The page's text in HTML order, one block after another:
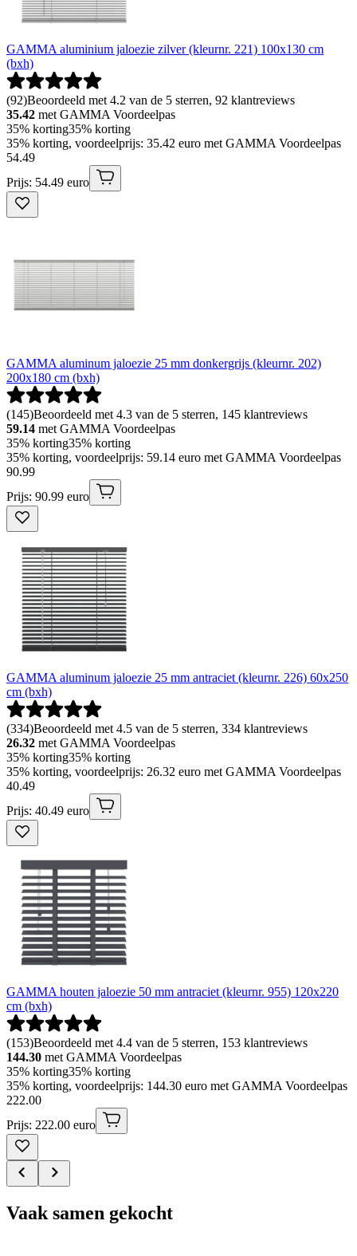
GAMMA aluminium jaloezie zilver (kleurnr. 221) 100x130 cm
(bxh)
(92)Beoordeeld met 4.2 van de 5 sterren, 92 klantreviews
35.42 met GAMMA Voordeelpas
35% korting35% korting
35% korting, voordeelprijs: 35.42 euro met GAMMA Voordeelpas
54.49
Prijs: 54.49 euro
GAMMA aluminum jaloezie 25 mm donkergrijs (kleurnr. 202)
200x180 cm (bxh)
(145)Beoordeeld met 4.3 van de 5 sterren, 145 klantreviews
59.14 met GAMMA Voordeelpas
35% korting35% korting
35% korting, voordeelprijs: 59.14 euro met GAMMA Voordeelpas
90.99
Prijs: 90.99 euro
GAMMA aluminum jaloezie 25 mm antraciet (kleurnr. 226) 60x250
cm (bxh)
(334)Beoordeeld met 4.5 van de 5 sterren, 334 klantreviews
26.32 met GAMMA Voordeelpas
35% korting35% korting
35% korting, voordeelprijs: 26.32 euro met GAMMA Voordeelpas
40.49
Prijs: 40.49 euro
GAMMA houten jaloezie 50 mm antraciet (kleurnr. 955) 120x220
cm (bxh)
(153)Beoordeeld met 4.4 van de 5 sterren, 153 klantreviews
144.30 met GAMMA Voordeelpas
35% korting35% korting
35% korting, voordeelprijs: 144.30 euro met GAMMA Voordeelpas
222.00
Prijs: 222.00 euro
Vaak samen gekocht